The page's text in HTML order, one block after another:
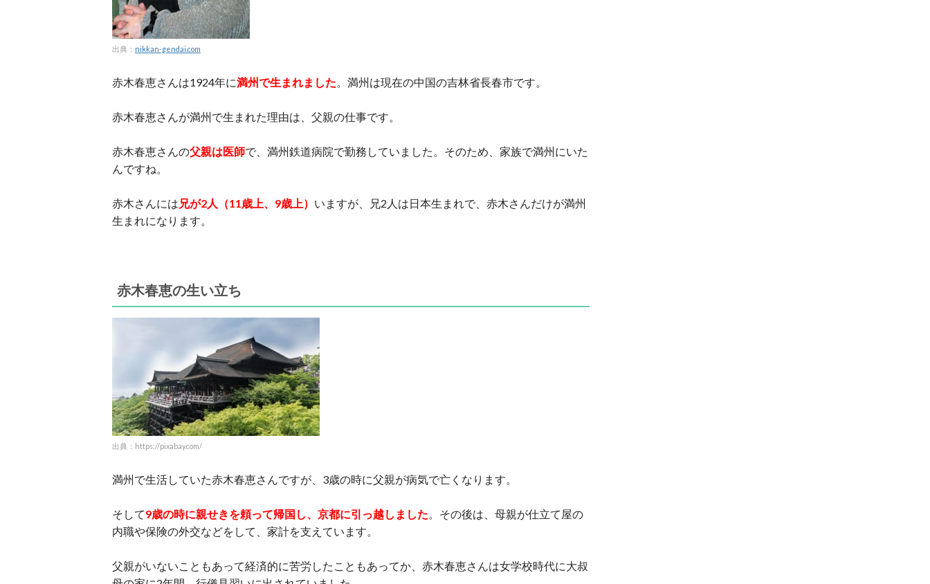
出典： nikkan-gendai.com
赤木春恵さんは1924年に満州で生まれました。満州は現在の中国の吉林省長春市です。
赤木春恵さんが満州で生まれた理由は、父親の仕事です。
赤木春恵さんの父親は医師で、満州鉄道病院で勤務していました。そのため、家族で満州にいた
んですね。
赤木さんには 兄が2人（11歳上、9歳上） いますが、兄2人は日本生まれで、赤木さんだけが満州
生まれになります。
赤木春恵の生い立ち
出典：https://pixabay.com/
満州で生活していた赤木春恵さんですが、3歳の時に父親が病気で亡くなります。
そして9歳の時に親せきを頼って帰国し、京都に引っ越しました。その後は、母親が仕立て屋の
内職や保険の外交などをして、家計を支えています。
父親がいないこともあって経済的に苦労したこともあってか、赤木春恵さんは女学校時代に大叔